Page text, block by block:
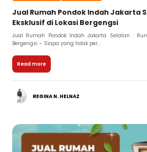
Jual Rumah Pondok Indah Jakarta
Eksklusif di Lokasi Bergengsi
Jual Rumah Pondok Indah Jakarta Selatan :
Bergengsi – Siapa yang tidak per...
Read more
REGINA N. HELNAZ